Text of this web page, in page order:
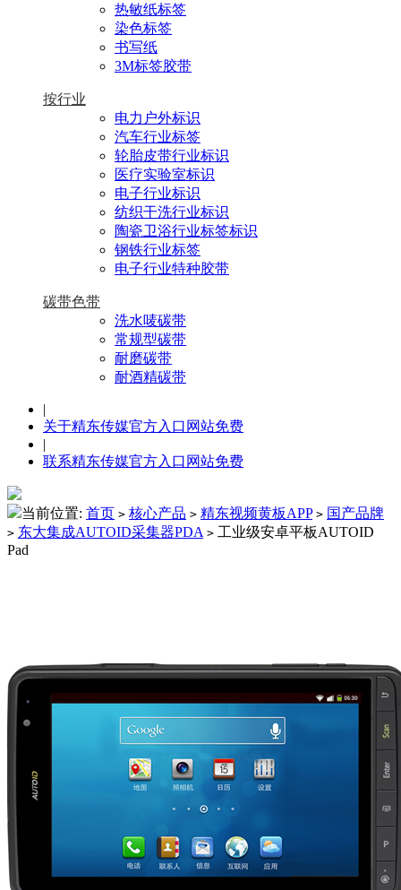
热敏纸标签
染色标签
书写纸
3M标签胶带
按行业
电力户外标识
汽车行业标签
轮胎皮带行业标识
医疗实验室标识
电子行业标识
纺织干洗行业标识
陶瓷卫浴行业标签标识
钢铁行业标签
电子行业特种胶带
碳带色带
洗水唛碳带
常规型碳带
耐磨碳带
耐酒精碳带
|
关于精东传媒官方入口网站免费
|
联系精东传媒官方入口网站免费
当前位置: 首页 > 核心产品 > 精东视频黄板APP > 国产品牌
> 东大集成AUTOID采集器PDA > 工业级安卓平板AUTOID
Pad